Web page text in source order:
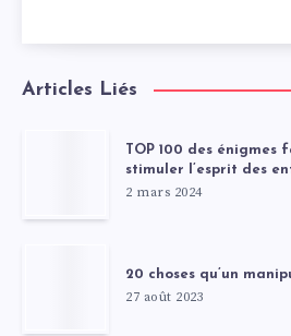
Articles Liés
TOP 100 des énigmes
stimuler l’esprit des
2 mars 2024
20 choses qu’un
27 août 2023